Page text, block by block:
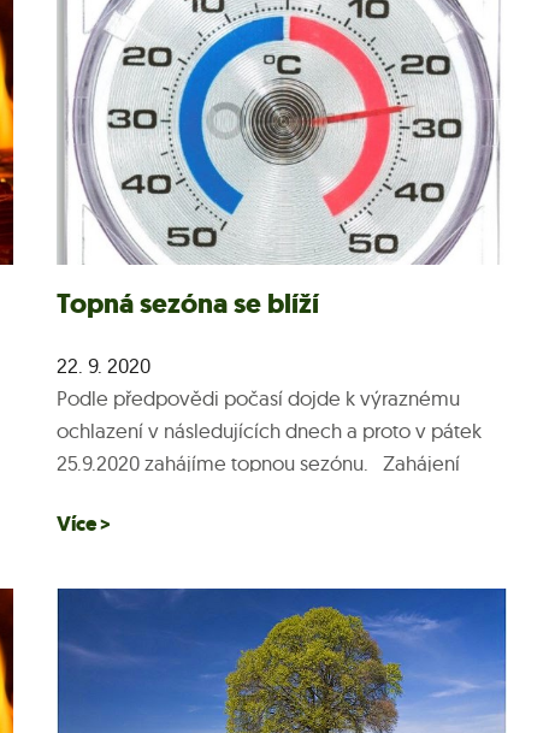
Topná sezóna se blíží
22. 9. 2020
Podle předpovědi počasí dojde k výraznému
ochlazení v následujících dnech a proto v pátek
25.9.2020 zahájíme topnou sezónu. Zahájení
tepelné energie se...
Více >